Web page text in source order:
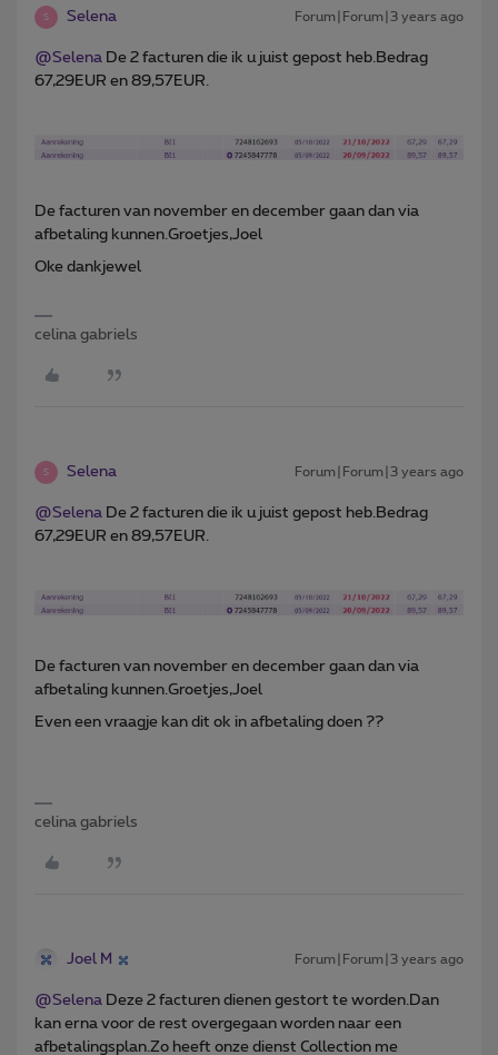
S Selena Forum|Forum|3 years ago
@Selena De 2 facturen die ik u juist gepost heb.Bedrag
67,29EUR en 89,57EUR.
De facturen van november en december gaan dan via
afbetaling kunnen.Groetjes,Joel
Oke dankjewel
celina gabriels
S Selena Forum|Forum|3 years ago
@Selena De 2 facturen die ik u juist gepost heb.Bedrag
67,29EUR en 89,57EUR.
De facturen van november en december gaan dan via
afbetaling kunnen.Groetjes,Joel
Even een vraagje kan dit ok in afbetaling doen ??
celina gabriels
Joel M Forum|Forum|3 years ago
@Selena Deze 2 facturen dienen gestort te worden.Dan
kan erna voor de rest overgegaan worden naar een
afbetalingsplan.Zo heeft onze dienst Collection me